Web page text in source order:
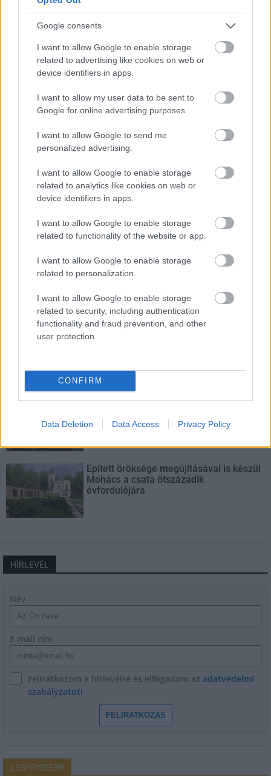
Google consents
I want to allow Google to enable storage
related to advertising like cookies on web or
device identifiers in apps.
I want to allow my user data to be sent to
Google for online advertising purposes.
I want to allow Google to send me
personalized advertising.
I want to allow Google to enable storage
related to analytics like cookies on web or
device identifiers in apps.
I want to allow Google to enable storage
related to functionality of the website or app.
I want to allow Google to enable storage
related to personalization.
I want to allow Google to enable storage
related to security, including authentication
functionality and fraud prevention, and other
user protection.
CONFIRM
Data Deletion Data Access Privacy Policy
BKK KM Építő Kft. Főmterv Mérnöki Tervező Zrt.
Látványos építési szakasz indult be a Flórián téri
A tartós nyári hőség jelentős kihívás elé állítja a KM Építőt,
ennek ellenére folyamatosan halad az aszfaltozás.
Paks II.: Mit jelent az 5. blokk új
mérföldköve a felülvizsgálat
Elkészült a Liszt Ferenc repülőtér
Látlelet a hazai víziközművekről?
múlt Bicske vízellátása
Épített öröksége megújításával is készül
Mohács a csata ötszázadik
évfordulójára
HÍRLEVÉL
Név
E-mail cím
Feliratkozom a hírlevélre és elfogadom az adatvédelmi
szabályzatot!
FELIRATKOZÁS
LEGFRISSEBB